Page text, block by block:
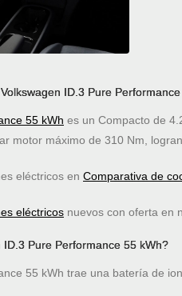
ID.3 Pure
55 kWh es un Compacto de
motor máximo de 310 Nm,
eléctricos en Comparativa de
eléctricos nuevos con oferta en
Pure Performance 55 kWh?
55 kWh trae una batería de